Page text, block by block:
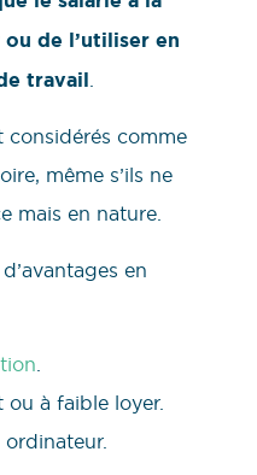
de l’utiliser en
travail.
considérés comme
même s’ils ne
mais en nature.
en
.
à faible loyer.